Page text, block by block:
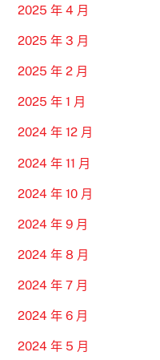
2025 年 4 月
2025 年 3 月
2025 年 2 月
2025 年 1 月
2024 年 12 月
2024 年 11 月
2024 年 10 月
2024 年 9 月
2024 年 8 月
2024 年 7 月
2024 年 6 月
2024 年 5 月